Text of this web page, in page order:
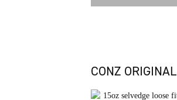
CONZ ORIGINAL